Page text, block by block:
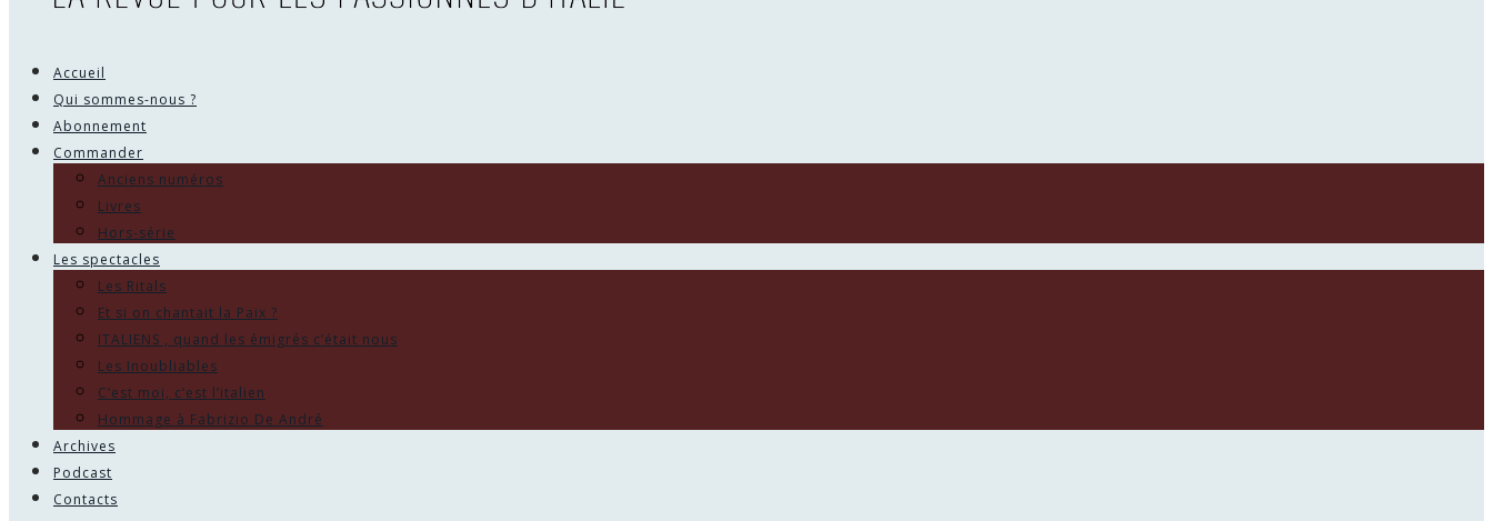
Accueil
Qui sommes-nous ?
Abonnement
Commander
Anciens numéros
Livres
Hors-série
Les spectacles
Les Ritals
Et si on chantait la Paix ?
ITALIENS , quand les émigrés c’était nous
Les Inoubliables
C’est moi, c’est l’italien
Hommage à Fabrizio De André
Archives
Podcast
Contacts